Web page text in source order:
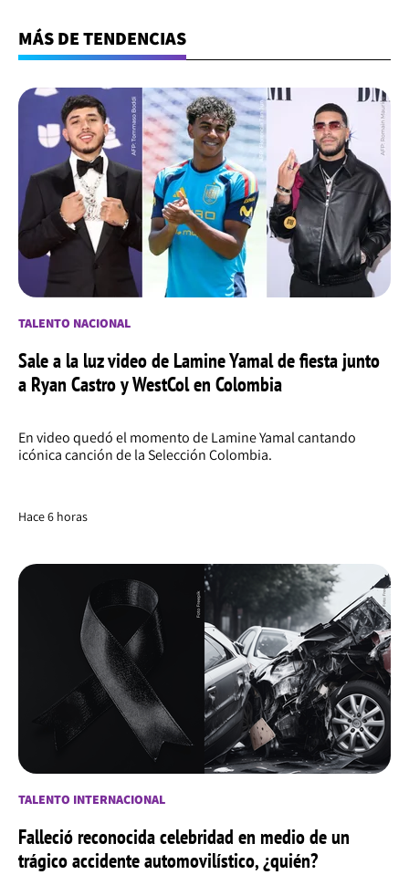
MÁS DE TENDENCIAS
TALENTO NACIONAL
Sale a la luz video de Lamine Yamal de fiesta junto
a Ryan Castro y WestCol en Colombia
En video quedó el momento de Lamine Yamal cantando
icónica canción de la Selección Colombia.
Hace 6 horas
TALENTO INTERNACIONAL
Falleció reconocida celebridad en medio de un
trágico accidente automovilístico, ¿quién?